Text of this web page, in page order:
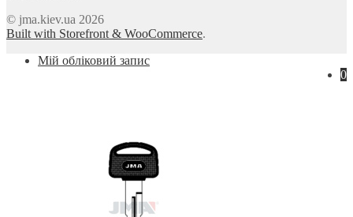
© jma.kiev.ua 2026
Built with Storefront & WooCommerce.
Мій обліковий запис
0